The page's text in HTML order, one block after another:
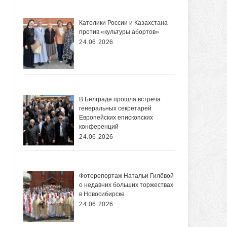
Католики России и Казахстана
против «культуры абортов»
24.06.2026
В Белграде прошла встреча
генеральных секретарей
Европейских епископских
конференций
24.06.2026
Фоторепортаж Натальи Гилёвой
о недавних больших торжествах
в Новосибирске
24.06.2026